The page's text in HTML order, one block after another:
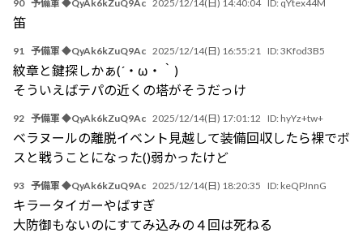
90 予備軍 ◆QyAk6kZuQ9Ac 2025/12/14(日) 14:40:04 ID: qYtex44M
笛
91 予備軍 ◆QyAk6kZuQ9Ac 2025/12/14(日) 16:55:21 ID:3Kfod3B5
紋章と鍵探しかぁ(´・ω・｀)
そういえばテパの近くの塔がそうだっけ
92 予備軍 ◆QyAk6kZuQ9Ac 2025/12/14(日) 17:01:12 ID: hyYz+tw+
ベラヌールの離脱イベント見越して装備回収したら裸でボ
スと戦うことになった()弱かったけど
93 予備軍 ◆QyAk6kZuQ9Ac 2025/12/14(日) 18:20:35 ID: keQPJnnG
キラータイガーやばすぎ
大防御もないのにすてみ込みの４回は死ねる